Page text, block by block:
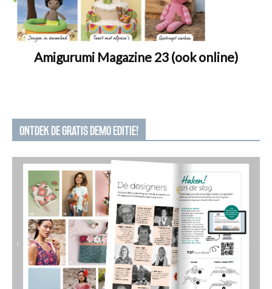
Amigurumi Magazine 23 (ook online)
ONTDEK DE GRATIS DEMO EDITIE!